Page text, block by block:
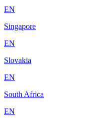
EN
Singapore
EN
Slovakia
EN
South Africa
EN